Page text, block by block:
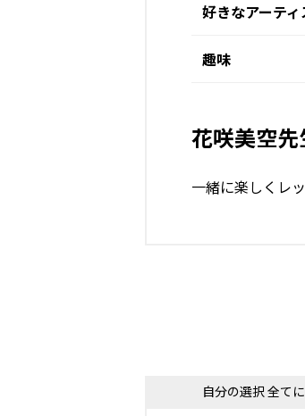
好きなアーティ
趣味
花咲美空
一緒に楽しくレ
自分の選択 全て